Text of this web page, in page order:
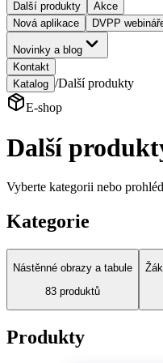
Další produkty
Akce
Nová aplikace
DVPP
Novinky a blog
Kontakt
Katalog /Další produkty
E-shop
Další
Vyberte kategorii nebo
Kategorie
Nástěnné obrazy a tabule
83 produktů
Produkty